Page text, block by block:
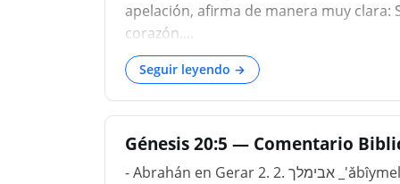
apelación, afirma de manera muy clara:
corazón....
Seguir leyendo →
Génesis 20:5 — Comentario
- Abrahán en Gerar 2. אבימלך .2 _'ǎbı̂ymelek_ , Abimelekh, “padre del rey”. 7. נביא _nābı̂y'_